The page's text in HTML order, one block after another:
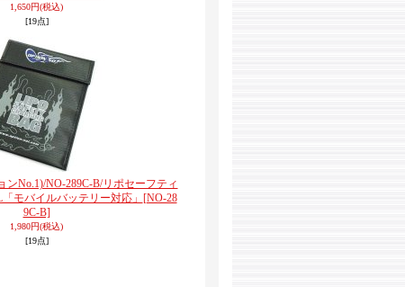
1,650円(税込)
[19点]
ンNo.1)/NO-289C-B/リポセーフティ
モバイルバッテリー対応」 [NO-28
9C-B]
1,980円(税込)
[19点]